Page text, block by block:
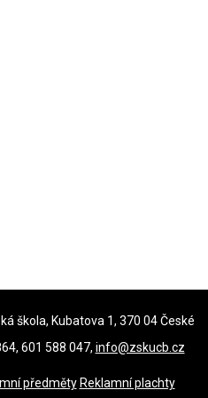
škola, Kubatova 1, 370 04 České
601 588 047, info@zskucb.cz
předměty Reklamní plachty